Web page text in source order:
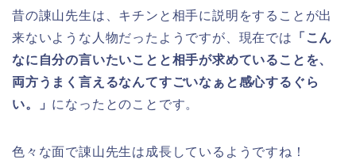
昔の諌山先生は、キチンと相手に説明をすることが出
来ないような人物だったようですが、現在では
「こん
なに自分の言いたいことと相手が求めていることを、
両方うまく言えるなんてすごいなぁと感心するぐら
い。」 になったとのことです。
色々な面で諌山先生は成長しているようですね！